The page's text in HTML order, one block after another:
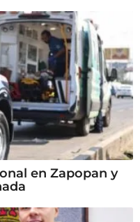
en Zapopan y